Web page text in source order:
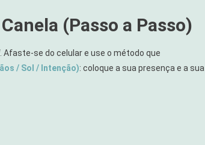
(Passo a Passo)
. Afaste-se do celular e use o método que
/ Sol / Intenção): coloque a sua presença e a sua